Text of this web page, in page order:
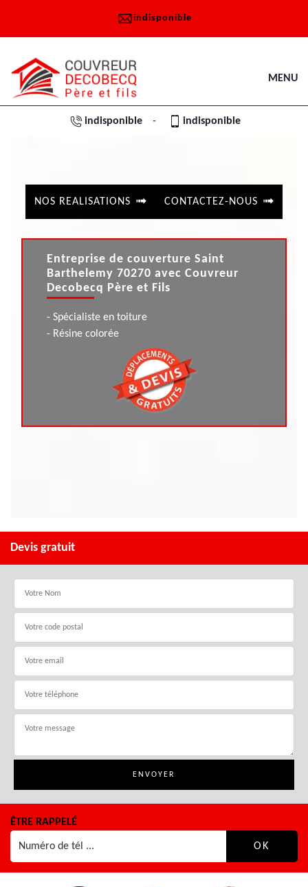
indisponible
MENU
indisponible - indisponible
NOS REALISATIONS CONTACTEZ-NOUS
Entreprise de couverture Saint
Barthelemy 70270 avec Couvreur
Decobecq Père et Fils
- Spécialiste en toiture
- Résine colorée
Devis gratuit
ÊTRE RAPPELÉ